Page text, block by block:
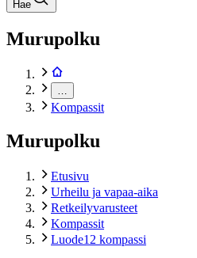
Hae
Murupolku
Kompassit
Murupolku
Etusivu
Urheilu ja vapaa-aika
Retkeilyvarusteet
Kompassit
Luode12 kompassi